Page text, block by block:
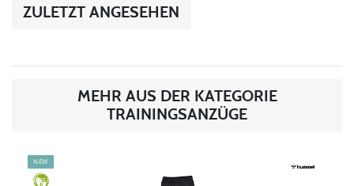
ZULETZT ANGESEHEN
MEHR AUS DER KATEGORIE
TRAININGSANZÜGE
NEW
GREEN